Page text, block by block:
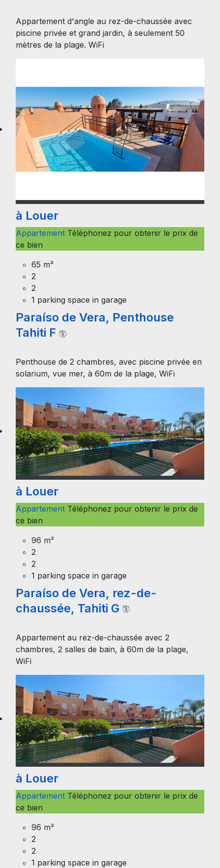
Appartement d'angle au rez-de-chaussée avec
piscine privée et grand jardin, à seulement 50
mètres de la plage. WiFi
à Louer
Appartement Téléphonez pour obtenir le prix de
ce bien
65 m²
2
2
1 parking space in garage
Paraíso de Vera, Penthouse
Tahiti F
Penthouse de 2 chambres, avec piscine privée en
solarium, vue mer, à 60m de la plage, WiFi
à Louer
Appartement Téléphonez pour obtenir le prix de
ce bien
96 m²
2
2
1 parking space in garage
Paraíso de Vera, rez-de-
chaussée, Tahiti G
Appartement au rez-de-chaussée avec 2
chambres, 2 salles de bain, à 60m de la plage,
WiFi
à Louer
Appartement Téléphonez pour obtenir le prix de
ce bien
96 m²
2
2
1 parking space in garage